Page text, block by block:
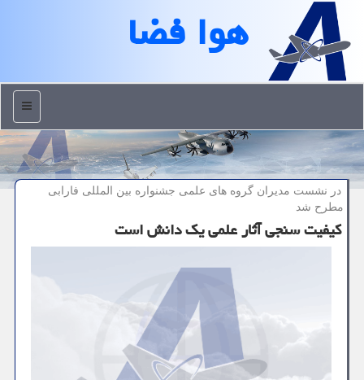
هوا فضا
منو
در نشست مدیران گروه های علمی جشنواره بین المللی فارابی
مطرح شد
کیفیت سنجی آثار علمی یک دانش است